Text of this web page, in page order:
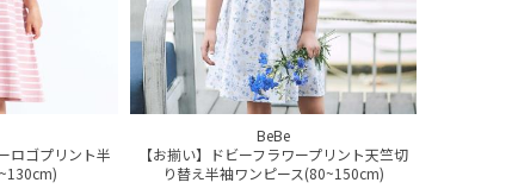
ロゴプリント半
BeBe
【お揃い】ドビーフラワープリント天竺切
り替え半袖ワンピース(80~150cm)